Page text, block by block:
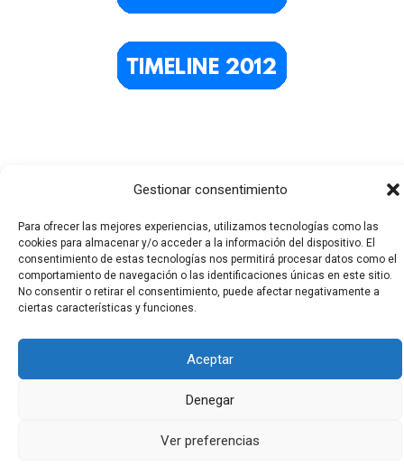
Gestionar consentimiento
Para ofrecer las mejores experiencias, utilizamos tecnologías como las
cookies para almacenar y/o acceder a la información del dispositivo. El
consentimiento de estas tecnologías nos permitirá procesar datos como el
comportamiento de navegación o las identificaciones únicas en este sitio.
No consentir o retirar el consentimiento, puede afectar negativamente a
ciertas características y funciones.
Aceptar
Denegar
Ver preferencias
Todos los derechos © 2026 El Funerario Digital | Funciona
gracias aTema Astra para WordPress